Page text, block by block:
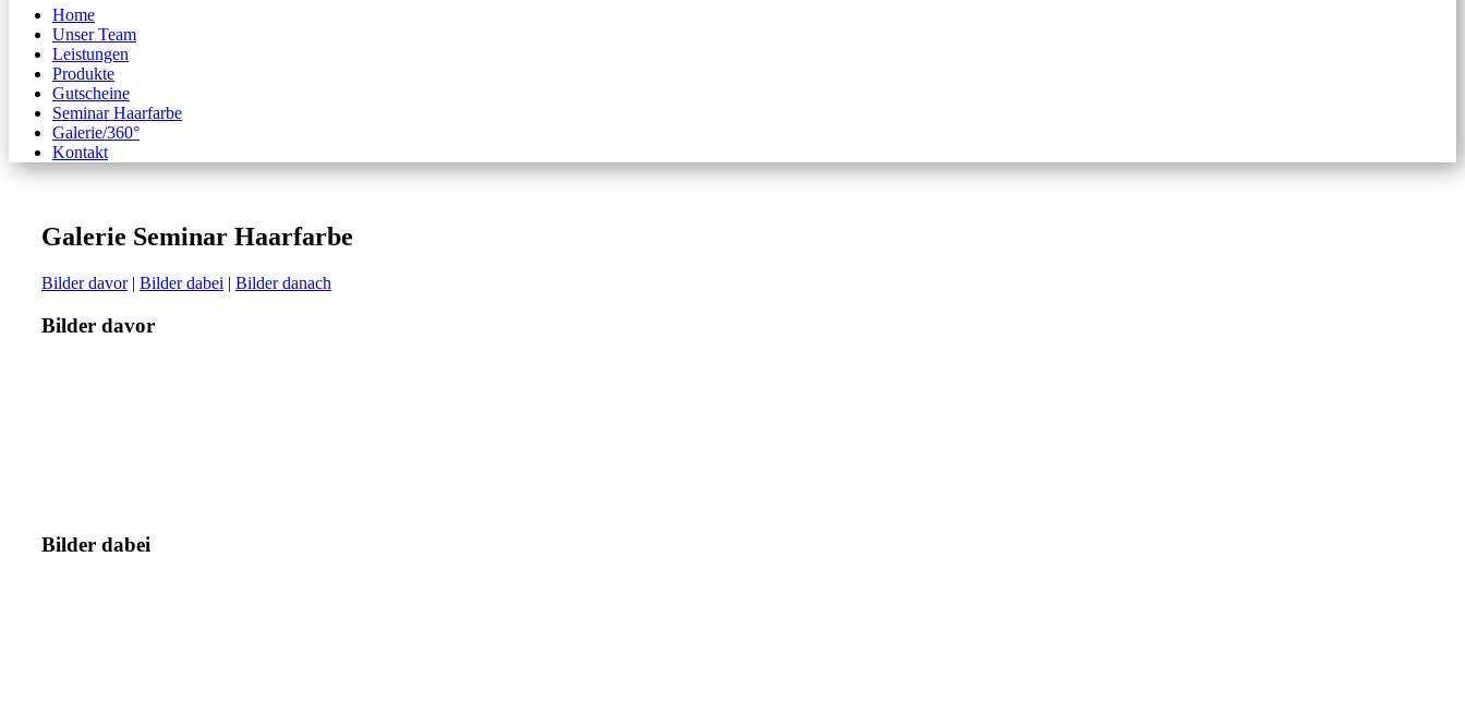
Home
Unser Team
Leistungen
Produkte
Gutscheine
Seminar Haarfarbe
Galerie/360°
Kontakt
Galerie Seminar Haarfarbe
Bilder davor| Bilder dabei | Bilder danach
Bilder davor
Bilder dabei